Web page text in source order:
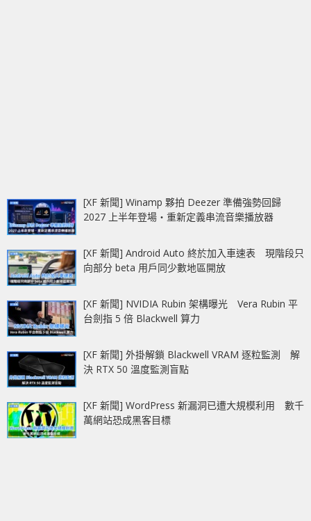
[XF 新聞] Winamp 夥拍 Deezer 準備強勢回歸
2027 上半年登場‧重新定義串流音樂播放器
[XF 新聞] Android Auto 終於加入車速表 現階段只
向部分 beta 用戶同少數地區開放
[XF 新聞] NVIDIA Rubin 架構曝光 Vera Rubin 平
台劍指 5 倍 Blackwell 算力
[XF 新聞] 外掛解鎖 Blackwell VRAM 逐粒監測 解
決 RTX 50 溫度監測盲點
[XF 新聞] WordPress 新漏洞已遭大規模利用 數千
萬網站恐成黑客目標